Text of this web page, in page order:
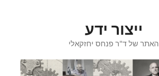
ייצור ידע
האתר של ד"ר פנחס יחזקאלי